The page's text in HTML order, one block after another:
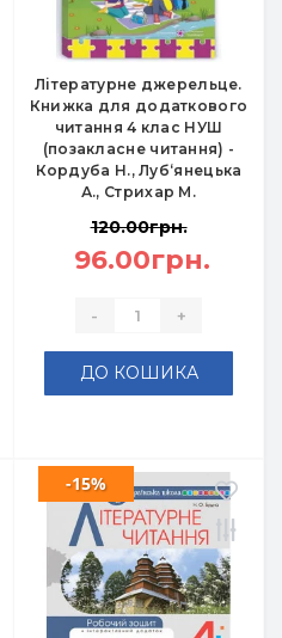
Літературне джерельце.
Книжка для додаткового
читання 4 клас НУШ
(позакласне читання) -
Кордуба Н., Луб‘янецька
А., Стрихар М.
120.00грн.
96.00грн.
- +
ДО КОШИКА
-15%